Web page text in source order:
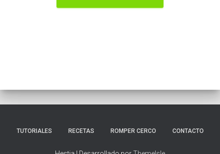
TUTORIALES RECETAS ROMPER CERCO CONTACTO